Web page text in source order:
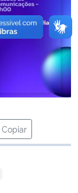
Copiar
para área de